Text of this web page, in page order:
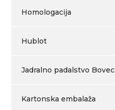
Homologacija
Hublot
Jadralno padalstvo Bovec
Kartonska embalaža